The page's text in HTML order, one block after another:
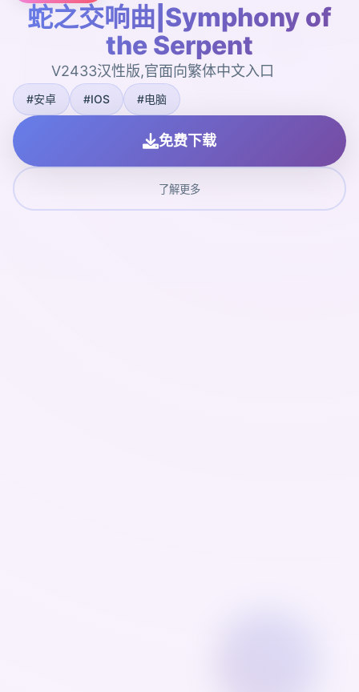
蛇之交响曲|Symphony of
the Serpent
V2433汉性版,官面向繁体中文入口
#安卓 #IOS #电脑
免费下载
了解更多